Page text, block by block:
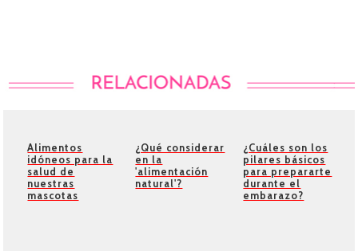
Alimentos
idóneos para la
salud de
nuestras
mascotas
¿Qué considerar
en la
'alimentación
natural'?
¿Cuáles son los
pilares básicos
para prepararte
durante el
embarazo?